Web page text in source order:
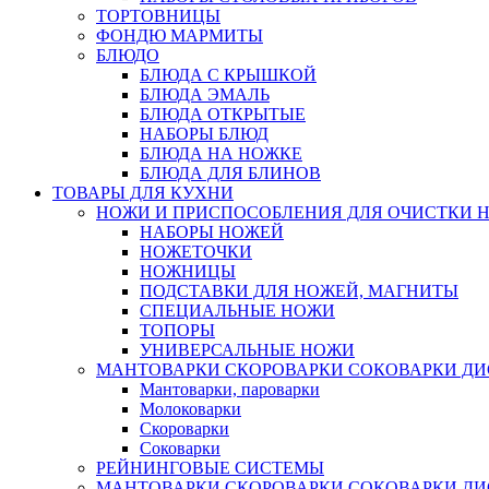
ТОРТОВНИЦЫ
ФОНДЮ МАРМИТЫ
БЛЮДО
БЛЮДА С КРЫШКОЙ
БЛЮДА ЭМАЛЬ
БЛЮДА ОТКРЫТЫЕ
НАБОРЫ БЛЮД
БЛЮДА НА НОЖКЕ
БЛЮДА ДЛЯ БЛИНОВ
ТОВАРЫ ДЛЯ КУХНИ
НОЖИ И ПРИСПОСОБЛЕНИЯ ДЛЯ ОЧИСТКИ
НАБОРЫ НОЖЕЙ
НОЖЕТОЧКИ
НОЖНИЦЫ
ПОДСТАВКИ ДЛЯ НОЖЕЙ, МАГНИТЫ
СПЕЦИАЛЬНЫЕ НОЖИ
ТОПОРЫ
УНИВЕРСАЛЬНЫЕ НОЖИ
МАНТОВАРКИ СКОРОВАРКИ СОКОВАРКИ
Мантоварки, пароварки
Молоковарки
Скороварки
Соковарки
РЕЙНИНГОВЫЕ СИСТЕМЫ